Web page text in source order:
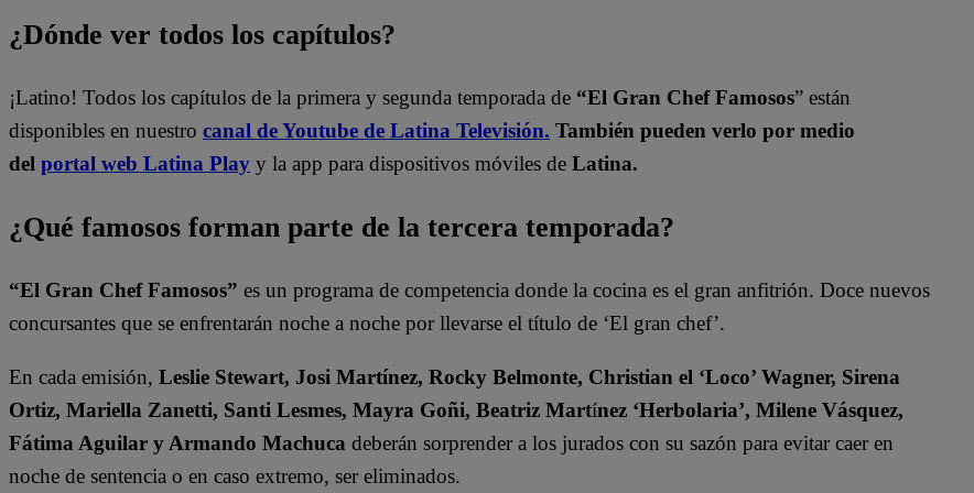
¿Dónde ver todos los capítulos?
¡Latino! Todos los capítulos de la primera y segunda temporada de “El Gran Chef Famosos” están
disponibles en nuestro canal de Youtube de Latina Televisión. También pueden verlo por medio
del portal web Latina Play y la app para dispositivos móviles de Latina.
¿Qué famosos forman parte de la tercera temporada?
“El Gran Chef Famosos” es un programa de competencia donde la cocina es el gran anfitrión. Doce nuevos
concursantes que se enfrentarán noche a noche por llevarse el título de ‘El gran chef’.
En cada emisión, Leslie Stewart, Josi Martínez, Rocky Belmonte, Christian el ‘Loco’ Wagner, Sirena
Ortiz, Mariella Zanetti, Santi Lesmes, Mayra Goñi, Beatriz Martínez ‘Herbolaria’, Milene Vásquez,
Fátima Aguilar y Armando Machuca deberán sorprender a los jurados con su sazón para evitar caer en
noche de sentencia o en caso extremo, ser eliminados.